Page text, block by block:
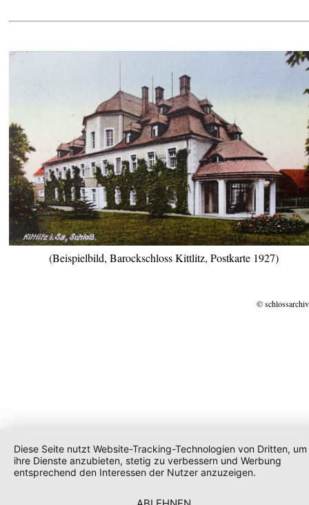
(Beispielbild, Barockschloss Kittlitz, Postkarte 1927)
©
Diese Seite nutzt Website-Tracking-Technologien von Dritten, um
ihre Dienste anzubieten, stetig zu verbessern und Werbung
entsprechend den Interessen der Nutzer anzuzeigen.